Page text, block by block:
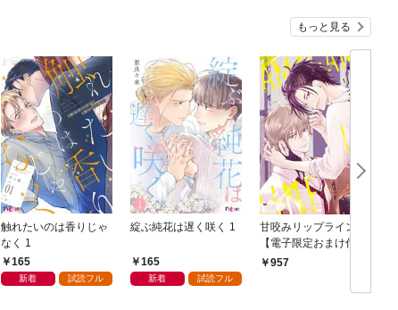
もっと見る
触れたいのは香りじゃ
なく 1
165
新着 試読フル
綻ぶ純花は遅く咲く 1
165
新着 試読フル
甘咬みリップライン
【電子限定おまけ付
き】957